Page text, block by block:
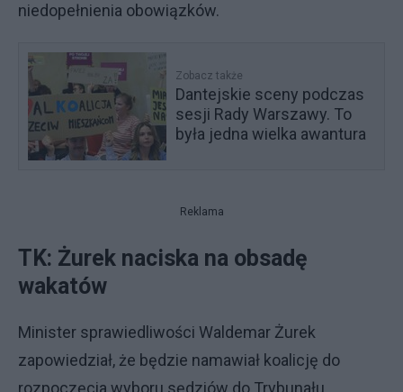
niedopełnienia obowiązków.
Zobacz także
Dantejskie sceny podczas
sesji Rady Warszawy. To
była jedna wielka awantura
Reklama
TK: Żurek naciska na obsadę
wakatów
Minister sprawiedliwości Waldemar Żurek
zapowiedział, że będzie namawiał koalicję do
rozpoczęcia wyboru sędziów do Trybunału